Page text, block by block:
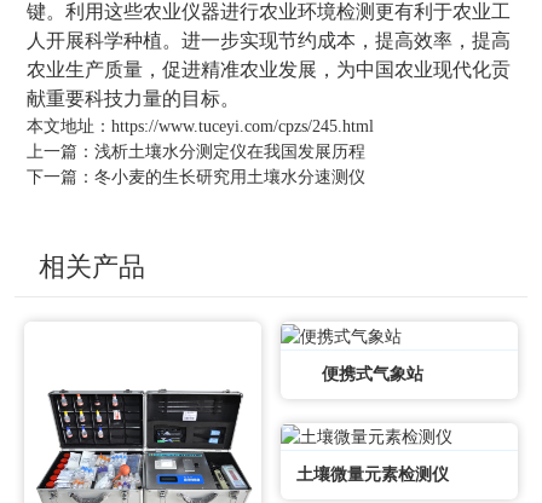
键。利用这些农业仪器进行农业环境检测更有利于农业工
人开展科学种植。进一步实现节约成本，提高效率，提高
农业生产质量，促进精准农业发展，为中国农业现代化贡
献重要科技力量的目标。
本文地址： https://www.tuceyi.com/cpzs/245.html
上一篇： 浅析土壤水分测定仪在我国发展历程
下一篇： 冬小麦的生长研究用土壤水分速测仪
相关产品
便携式气象站
土壤微量元素检测仪